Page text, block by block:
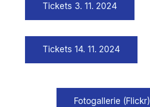
Tickets 3. 11. 2024
Tickets 14. 11. 2024
Fotogallerie (Flickr)